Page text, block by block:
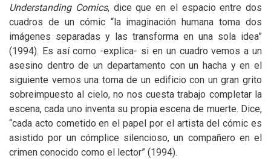
Understanding Comics, dice que en el espacio entre dos
cuadros de un cómic “la imaginación humana toma dos
imágenes separadas y las transforma en una sola idea”
(1994). Es así como -explica- si en un cuadro vemos a un
asesino dentro de un departamento con un hacha y en el
siguiente vemos una toma de un edificio con un gran grito
sobreimpuesto al cielo, no nos cuesta trabajo completar la
escena, cada uno inventa su propia escena de muerte. Dice,
“cada acto cometido en el papel por el artista del cómic es
asistido por un cómplice silencioso, un compañero en el
crimen conocido como el lector” (1994).